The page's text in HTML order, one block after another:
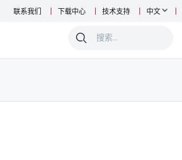
联系我们 下载中心 技术支持 中文
0